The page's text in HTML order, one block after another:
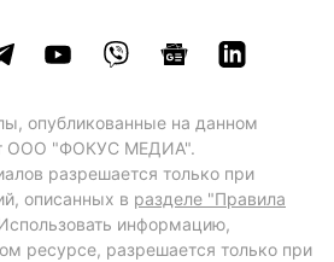
опубликованные на данном
ООО "ФОКУС МЕДИА".
разрешается только при
описанных в разделе "Правила
информацию,
ресурсе, разрешается только при